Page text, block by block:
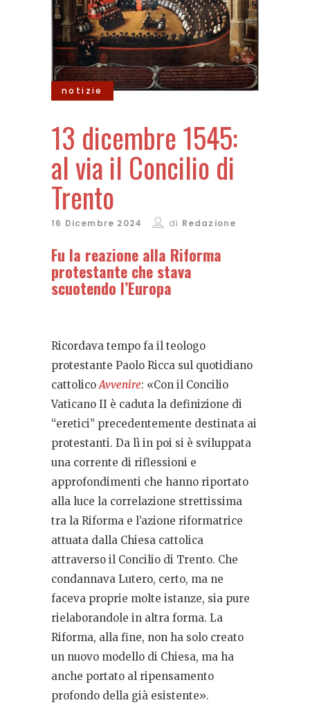
notizie
13 dicembre 1545:
al via il Concilio di
Trento
16 Dicembre 2024 di Redazione
Fu la reazione alla Riforma
protestante che stava
scuotendo l’Europa
Ricordava tempo fa il teologo
protestante Paolo Ricca sul quotidiano
cattolicoAvvenire: «Con il Concilio
Vaticano II è caduta la definizione di
“eretici” precedentemente destinata ai
protestanti. Da lì in poi si è sviluppata
una corrente di riflessioni e
approfondimenti che hanno riportato
alla luce la correlazione strettissima
tra la Riforma e l’azione riformatrice
attuata dalla Chiesa cattolica
attraverso il Concilio di Trento. Che
condannava Lutero, certo, ma ne
faceva proprie molte istanze, sia pure
rielaborandole in altra forma. La
Riforma, alla fine, non ha solo creato
un nuovo modello di Chiesa, ma ha
anche portato al ripensamento
profondo della già esistente».